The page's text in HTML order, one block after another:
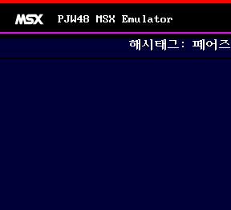
PJW48 MSX Emulator
해시태그: 페어즈